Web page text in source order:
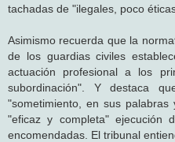
tachadas de "ilegales, poco
Asimismo recuerda que la
de los guardias civiles
actuación profesional a los
subordinación". Y destaca
"sometimiento, en sus
"eficaz y completa" ejecución
encomendadas. El tribunal